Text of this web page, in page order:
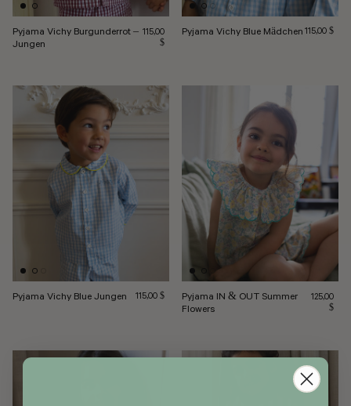
Pyjama Vichy Burgunderrot –
Jungen
Regulärer Preis
115,00
$
Pyjama Vichy Blue Mädchen Regulärer
115,00 $
Pyjama Vichy Blue Jungen Regulärer Preis
115,00 $
Pyjama IN & OUT Summer
Flowers
Regulärer
125,00
$